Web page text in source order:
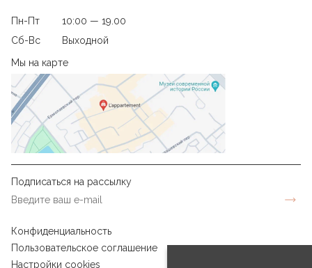
Пн-Пт
10:00 — 19.00
Сб-Вс
Выходной
Мы на карте
Подписаться на рассылку
Конфиденциальность
Пользовательское соглашение
Настройки cookies